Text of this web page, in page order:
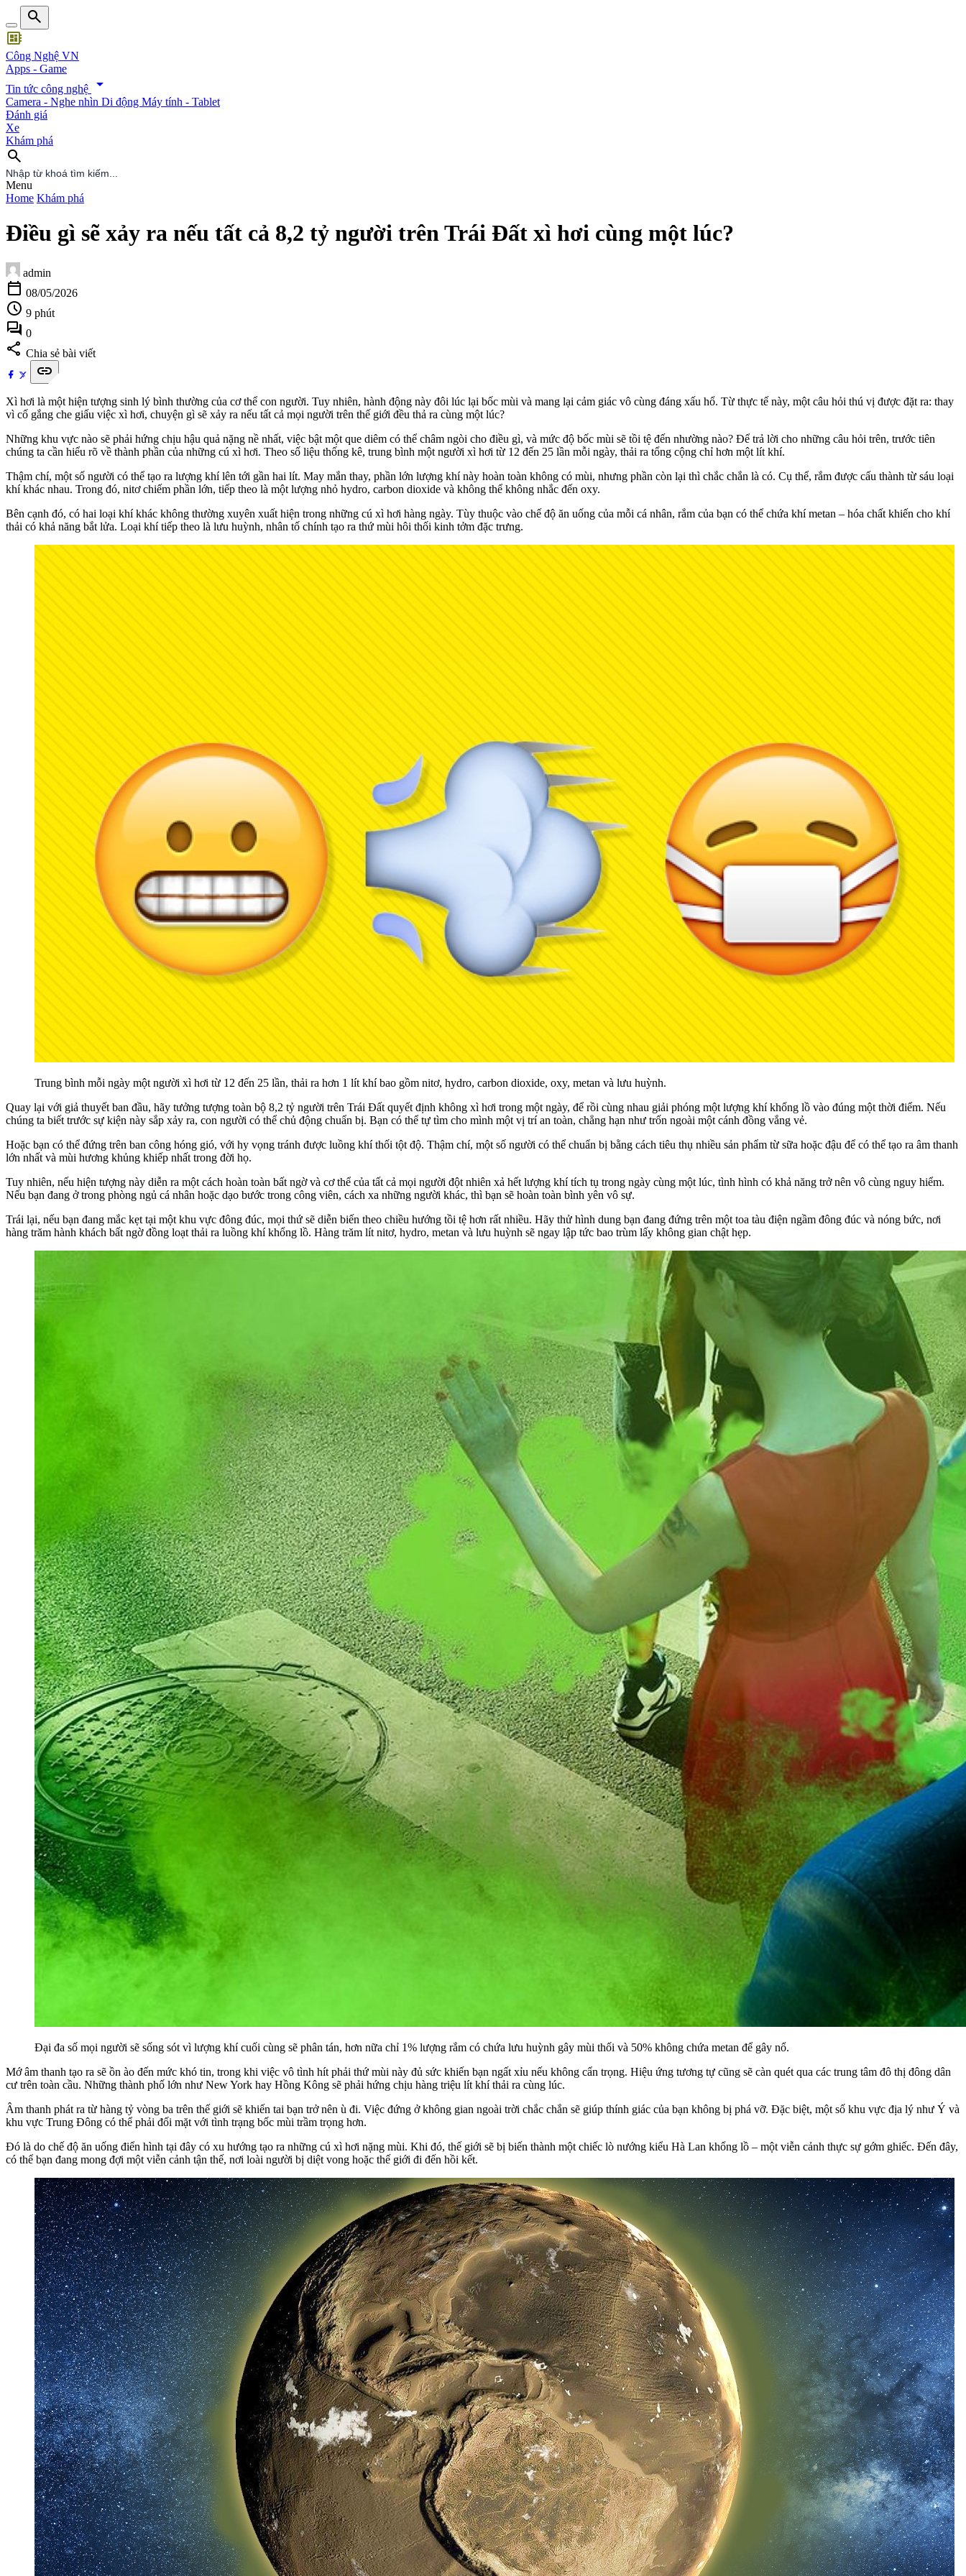
search
developer_board
Công Nghệ VN
Apps - Game
Tin tức công nghệ
arrow_drop_down
Camera - Nghe nhìn Di động Máy tính - Tablet
Đánh giá
Xe
Khám phá
search
search
Menu
Home Khám phá
Điều gì sẽ xảy ra nếu tất cả 8,2 tỷ người trên Trái Đất xì hơi cùng một lúc?
admin
calendar_today 08/05/2026
schedule 9 phút
forum 0
share Chia sẻ bài viết
link
Xì hơi là một hiện tượng sinh lý bình thường của cơ thể con người. Tuy nhiên, hành động này đôi lúc lại bốc mùi và mang lại cảm giác vô cùng đáng xấu hổ. Từ thực tế này, một câu hỏi thú vị được đặt ra: thay
vì cố gắng che giấu việc xì hơi, chuyện gì sẽ xảy ra nếu tất cả mọi người trên thế giới đều thả ra cùng một lúc?
Những khu vực nào sẽ phải hứng chịu hậu quả nặng nề nhất, việc bật một que diêm có thể châm ngòi cho điều gì, và mức độ bốc mùi sẽ tồi tệ đến nhường nào? Để trả lời cho những câu hỏi trên, trước tiên
chúng ta cần hiểu rõ về thành phần của những cú xì hơi. Theo số liệu thống kê, trung bình một người xì hơi từ 12 đến 25 lần mỗi ngày, thải ra tổng cộng chỉ hơn một lít khí.
Thậm chí, một số người có thể tạo ra lượng khí lên tới gần hai lít. May mắn thay, phần lớn lượng khí này hoàn toàn không có mùi, nhưng phần còn lại thì chắc chắn là có. Cụ thể, rắm được cấu thành từ sáu loại
khí khác nhau. Trong đó, nitơ chiếm phần lớn, tiếp theo là một lượng nhỏ hydro, carbon dioxide và không thể không nhắc đến oxy.
Bên cạnh đó, có hai loại khí khác không thường xuyên xuất hiện trong những cú xì hơi hàng ngày. Tùy thuộc vào chế độ ăn uống của mỗi cá nhân, rắm của bạn có thể chứa khí metan – hóa chất khiến cho khí
thải có khả năng bắt lửa. Loại khí tiếp theo là lưu huỳnh, nhân tố chính tạo ra thứ mùi hôi thối kinh tởm đặc trưng.
Trung bình mỗi ngày một người xì hơi từ 12 đến 25 lần, thải ra hơn 1 lít khí bao gồm nitơ, hydro, carbon dioxide, oxy, metan và lưu huỳnh.
Quay lại với giả thuyết ban đầu, hãy tưởng tượng toàn bộ 8,2 tỷ người trên Trái Đất quyết định không xì hơi trong một ngày, để rồi cùng nhau giải phóng một lượng khí khổng lồ vào đúng một thời điểm. Nếu
chúng ta biết trước sự kiện này sắp xảy ra, con người có thể chủ động chuẩn bị. Bạn có thể tự tìm cho mình một vị trí an toàn, chẳng hạn như trốn ngoài một cánh đồng vắng vẻ.
Hoặc bạn có thể đứng trên ban công hóng gió, với hy vọng tránh được luồng khí thối tột độ. Thậm chí, một số người có thể chuẩn bị bằng cách tiêu thụ nhiều sản phẩm từ sữa hoặc đậu để có thể tạo ra âm thanh
lớn nhất và mùi hương khủng khiếp nhất trong đời họ.
Tuy nhiên, nếu hiện tượng này diễn ra một cách hoàn toàn bất ngờ và cơ thể của tất cả mọi người đột nhiên xả hết lượng khí tích tụ trong ngày cùng một lúc, tình hình có khả năng trở nên vô cùng nguy hiểm.
Nếu bạn đang ở trong phòng ngủ cá nhân hoặc dạo bước trong công viên, cách xa những người khác, thì bạn sẽ hoàn toàn bình yên vô sự.
Trái lại, nếu bạn đang mắc kẹt tại một khu vực đông đúc, mọi thứ sẽ diễn biến theo chiều hướng tồi tệ hơn rất nhiều. Hãy thử hình dung bạn đang đứng trên một toa tàu điện ngầm đông đúc và nóng bức, nơi
hàng trăm hành khách bất ngờ đồng loạt thải ra luồng khí khổng lồ. Hàng trăm lít nitơ, hydro, metan và lưu huỳnh sẽ ngay lập tức bao trùm lấy không gian chật hẹp.
Đại đa số mọi người sẽ sống sót vì lượng khí cuối cùng sẽ phân tán, hơn nữa chỉ 1% lượng rắm có chứa lưu huỳnh gây mùi thối và 50% không chứa metan để gây nổ.
Mớ âm thanh tạo ra sẽ ồn ào đến mức khó tin, trong khi việc vô tình hít phải thứ mùi này đủ sức khiến bạn ngất xỉu nếu không cẩn trọng. Hiệu ứng tương tự cũng sẽ càn quét qua các trung tâm đô thị đông dân
cư trên toàn cầu. Những thành phố lớn như New York hay Hồng Kông sẽ phải hứng chịu hàng triệu lít khí thải ra cùng lúc.
Âm thanh phát ra từ hàng tỷ vòng ba trên thế giới sẽ khiến tai bạn trở nên ù đi. Việc đứng ở không gian ngoài trời chắc chắn sẽ giúp thính giác của bạn không bị phá vỡ. Đặc biệt, một số khu vực địa lý như Ý và
khu vực Trung Đông có thể phải đối mặt với tình trạng bốc mùi trầm trọng hơn.
Đó là do chế độ ăn uống điển hình tại đây có xu hướng tạo ra những cú xì hơi nặng mùi. Khi đó, thế giới sẽ bị biến thành một chiếc lò nướng kiểu Hà Lan khổng lồ – một viễn cảnh thực sự gớm ghiếc. Đến đây,
có thể bạn đang mong đợi một viễn cảnh tận thế, nơi loài người bị diệt vong hoặc thế giới đi đến hồi kết.